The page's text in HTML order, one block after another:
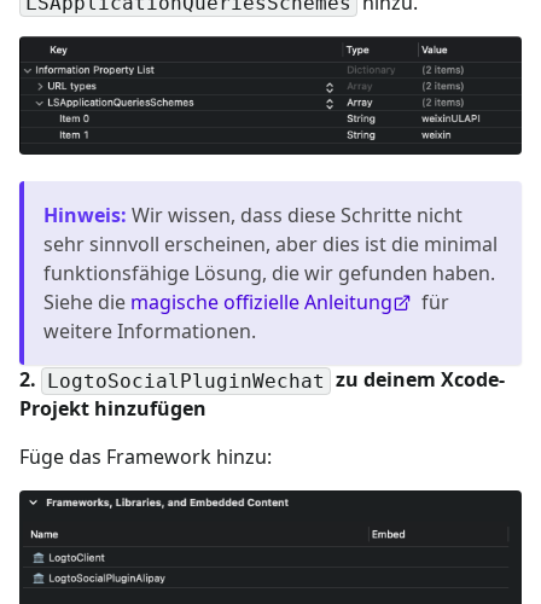
Hinweis: Wir wissen, dass diese Schritte nicht
sehr sinnvoll erscheinen, aber dies ist die minimal
funktionsfähige Lösung, die wir gefunden haben.
Siehe die magische offizielle Anleitung
für
weitere Informationen.
2. LogtoSocialPluginWechat zu deinem Xcode-
Projekt hinzufügen
Füge das Framework hinzu: